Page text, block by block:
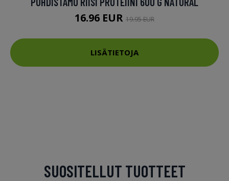
16.96 EUR 19.95 EUR
LISÄTIETOJA
SUOSITELLUT TUOTTEET